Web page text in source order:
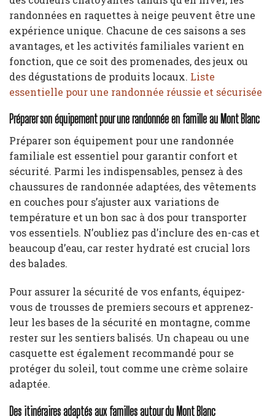
randonnées en raquettes à neige peuvent être une
expérience unique. Chacune de ces saisons a ses
avantages, et les activités familiales varient en
fonction, que ce soit des promenades, des jeux ou
des dégustations de produits locaux. Liste
essentielle pour une randonnée réussie et sécurisée
Préparer son équipement pour une randonnée en famille au Mont Blanc
Préparer son équipement pour une randonnée
familiale est essentiel pour garantir confort et
sécurité. Parmi les indispensables, pensez à des
chaussures de randonnée adaptées, des vêtements
en couches pour s’ajuster aux variations de
température et un bon sac à dos pour transporter
vos essentiels. N’oubliez pas d’inclure des en-cas et
beaucoup d’eau, car rester hydraté est crucial lors
des balades.
Pour assurer la sécurité de vos enfants, équipez-
vous de trousses de premiers secours et apprenez-
leur les bases de la sécurité en montagne, comme
rester sur les sentiers balisés. Un chapeau ou une
casquette est également recommandé pour se
protéger du soleil, tout comme une crème solaire
adaptée.
Des itinéraires adaptés aux familles autour du Mont Blanc